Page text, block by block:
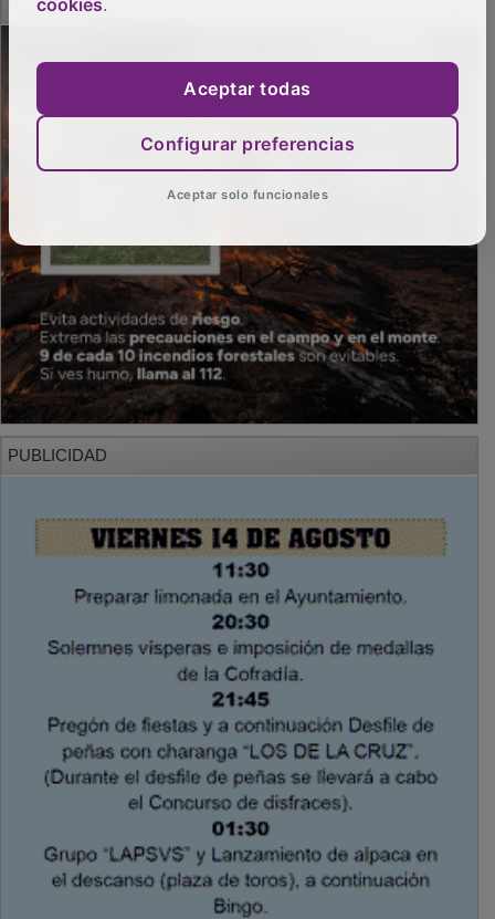
cookies.
Aceptar todas
Configurar preferencias
Aceptar solo funcionales